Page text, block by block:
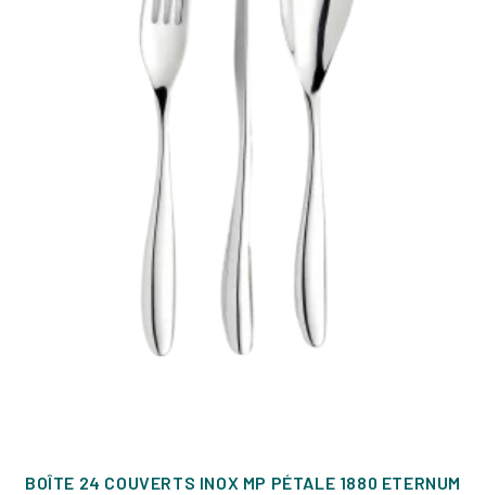
BOÎTE 24 COUVERTS INOX MP PÉTALE 1880 ETERNUM